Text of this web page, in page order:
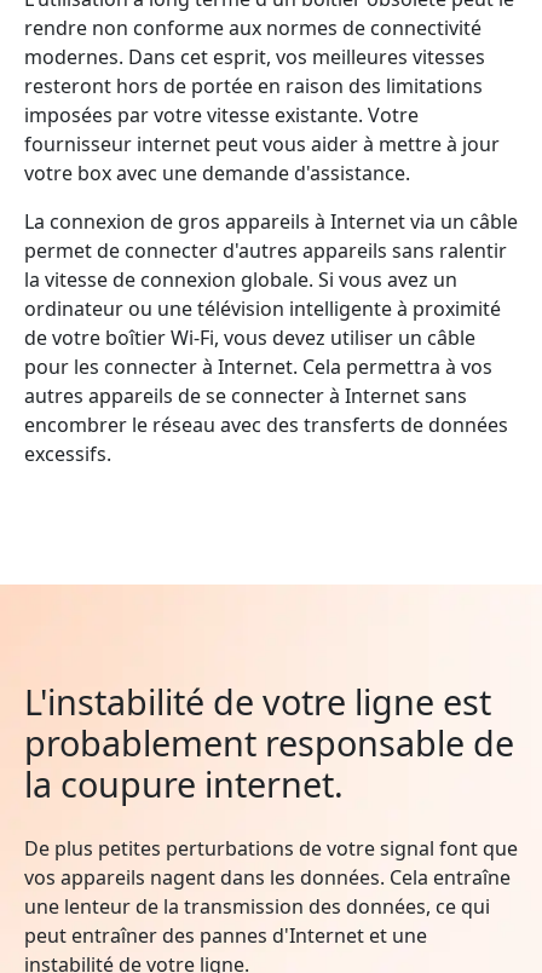
rendre non conforme aux normes de connectivité
modernes. Dans cet esprit, vos meilleures vitesses
resteront hors de portée en raison des limitations
imposées par votre vitesse existante. Votre
fournisseur internet peut vous aider à mettre à jour
votre box avec une demande d'assistance.
La connexion de gros appareils à Internet via un câble
permet de connecter d'autres appareils sans ralentir
la vitesse de connexion globale. Si vous avez un
ordinateur ou une télévision intelligente à proximité
de votre boîtier Wi-Fi, vous devez utiliser un câble
pour les connecter à Internet. Cela permettra à vos
autres appareils de se connecter à Internet sans
encombrer le réseau avec des transferts de données
excessifs.
L'instabilité de votre ligne est
probablement responsable de
la coupure internet.
De plus petites perturbations de votre signal font que
vos appareils nagent dans les données. Cela entraîne
une lenteur de la transmission des données, ce qui
peut entraîner des pannes d'Internet et une
instabilité de votre ligne.